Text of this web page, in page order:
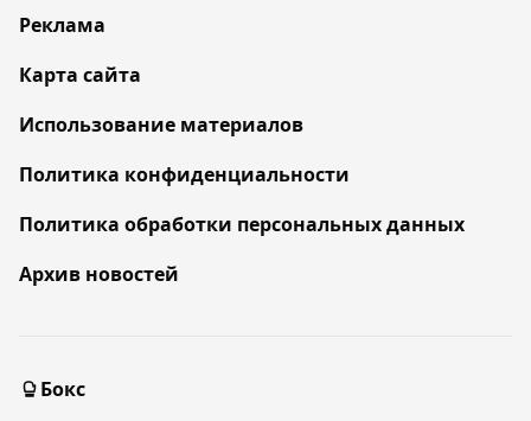
Реклама
Карта сайта
Использование материалов
Политика конфиденциальности
Политика обработки персональных данных
Архив новостей
Бокс